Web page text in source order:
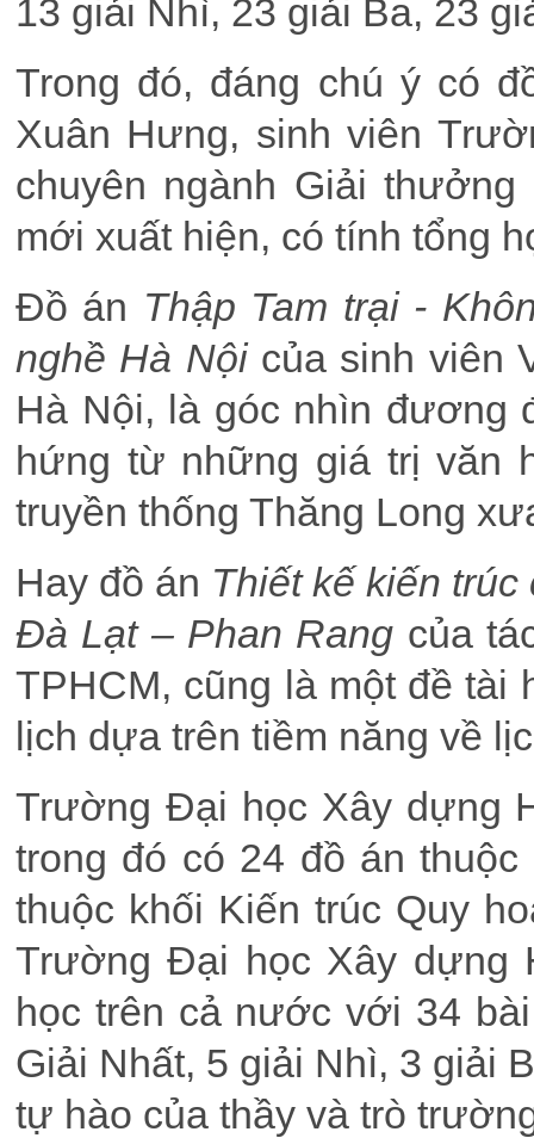
13 giải Nhì, 23 giải Ba, 23
Trong đó, đáng chú ý có
Xuân Hưng, sinh viên
chuyên ngành Giải
mới xuất hiện, có tính tổng
Đồ án Thập Tam trại -
nghề Hà Nộicủa sinh viên
Hà Nội, là góc nhìn đương
hứng từ những giá trị văn
truyền thống Thăng Long
Hay đồ án Thiết kế kiến
Đà Lạt – Phan Rang của
TPHCM, cũng là một đề tài
lịch dựa trên tiềm năng về
Trường Đại học Xây dựng
trong đó có 24 đồ án
thuộc khối Kiến trúc Quy
Trường Đại học Xây dựng
học trên cả nước với 34
Giải Nhất, 5 giải Nhì, 3 giải
tự hào của thầy và trò